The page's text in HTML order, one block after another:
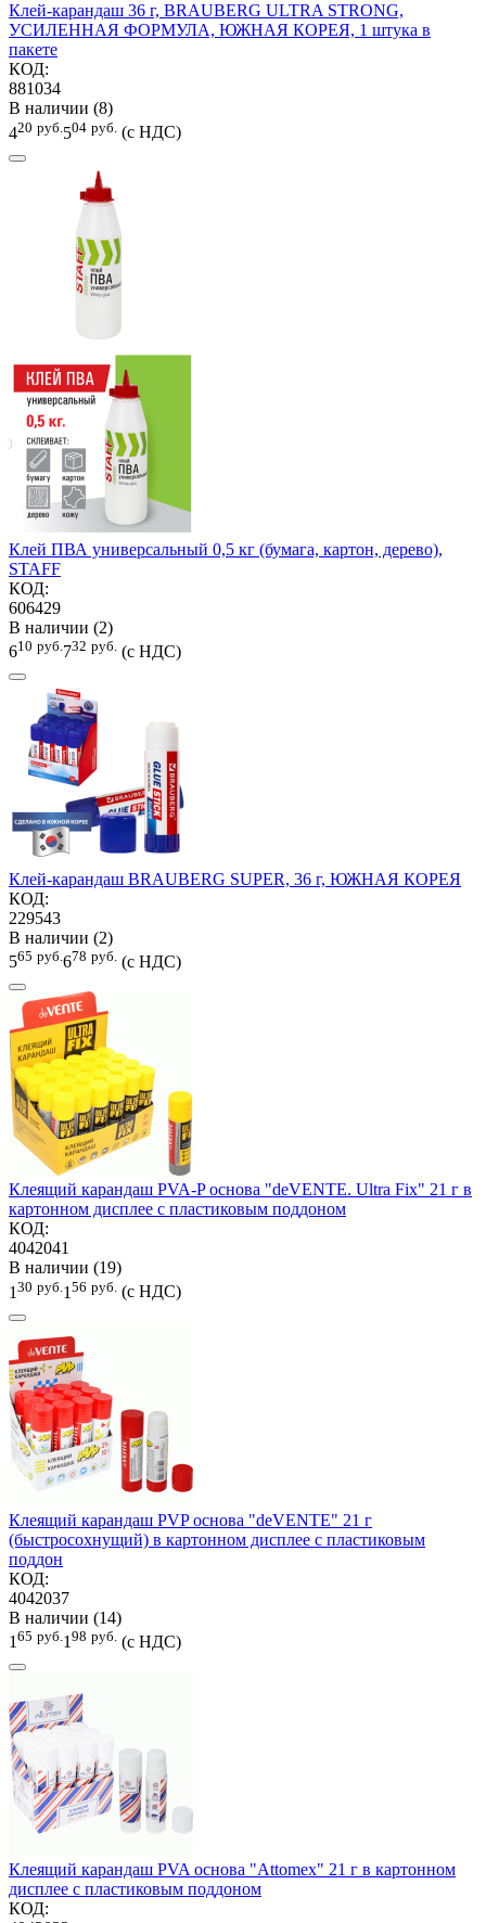
Клей-карандаш 36 г, BRAUBERG ULTRA STRONG,
УСИЛЕННАЯ ФОРМУЛА, ЮЖНАЯ КОРЕЯ, 1 штука в
пакете
КОД:
881034
В наличии (8)
420 руб. 504 руб. (с НДС)
Клей ПВА универсальный 0,5 кг (бумага, картон, дерево),
STAFF
КОД:
606429
В наличии (2)
610 руб. 732 руб. (с НДС)
Клей-карандаш BRAUBERG SUPER, 36 г, ЮЖНАЯ КОРЕЯ
КОД:
229543
В наличии (2)
565 руб. 678 руб. (с НДС)
Клеящий карандаш PVA-P основа "deVENTE. Ultra Fix" 21 г в
картонном дисплее с пластиковым поддоном
КОД:
4042041
В наличии (19)
1 30 руб. 1 56 руб. (с НДС)
Клеящий карандаш PVP основа "deVENTE" 21 г
(быстросохнущий) в картонном дисплее с пластиковым
поддон
КОД:
4042037
В наличии (14)
1 65 руб. 1 98 руб. (с НДС)
Клеящий карандаш PVA основа "Attomex" 21 г в картонном
дисплее с пластиковым поддоном
КОД: